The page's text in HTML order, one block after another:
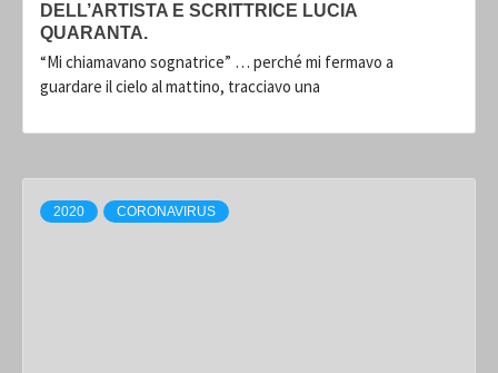
DELL’ARTISTA E SCRITTRICE LUCIA
QUARANTA.
“Mi chiamavano sognatrice” … perché mi fermavo a
guardare il cielo al mattino, tracciavo una
2020 CORONAVIRUS